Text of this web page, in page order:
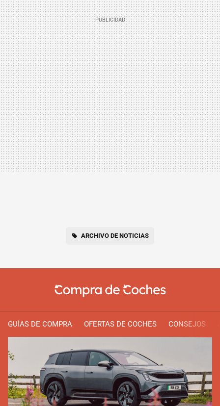
ARCHIVO DE NOTICIAS
GUÍAS DE COMPRA OFERTAS DE COCHES CONSEJOS